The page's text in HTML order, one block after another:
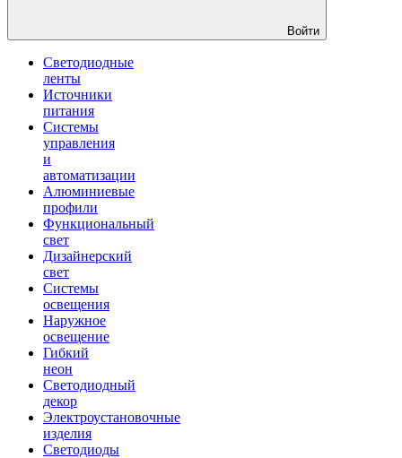
Войти
Светодиодные
ленты
Источники
питания
Системы
управления
и
автоматизации
Алюминиевые
профили
Функциональный
свет
Дизайнерский
свет
Системы
освещения
Наружное
освещение
Гибкий
неон
Светодиодный
декор
Электроустановочные
изделия
Светодиоды